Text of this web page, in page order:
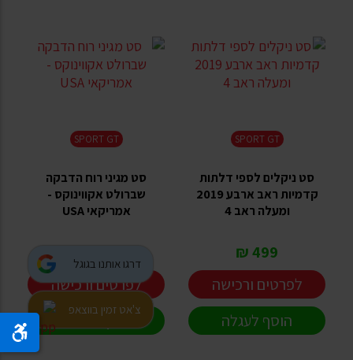
SPORT GT
סט ניקלים לספי דלתות
קדמיות ראב ארבע 2019
ומעלה ראב 4
499 ₪
לפרטים ורכישה
הוסף לעגלה
SPORT GT
סט מגיני רוח הדבקה
שברולט אקווינוקס -
אמריקאי USA
לפרטים ורכישה
הוסף לעגלה
דרגו אותנו בגוגל
צ'אט זמין בווצאפ